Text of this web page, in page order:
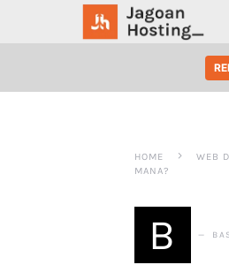
SEARCH FOR:
HOME WEB
MANA?
B